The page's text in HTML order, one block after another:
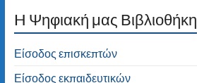
H Ψηφιακή μας Βιβλιοθήκη
Είσοδος επισκεπτών
Είσοδος εκπαιδευτικών